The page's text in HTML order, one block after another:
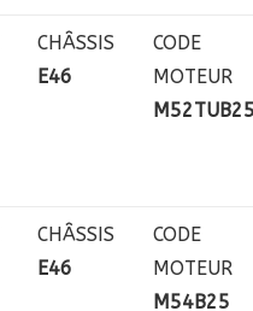
CHÂSSIS
E46
CODE
MOTEUR
CHÂSSIS
E46
CODE
MOTEUR
M54B25